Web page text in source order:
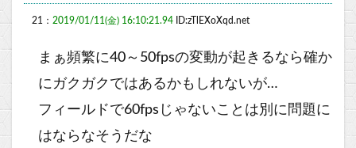
21： 2019/01/11(金) 16:10:21.94 ID:zTlEXoXqd.net
まぁ頻繁に40～50fpsの変動が起きるなら確か
にガクガクではあるかもしれないが…
フィールドで60fpsじゃないことは別に問題に
はならなそうだな